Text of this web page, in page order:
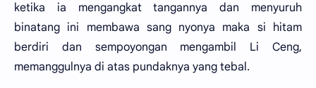
ketika ia mengangkat tangannya dan menyuruh
binatang ini membawa sang nyonya maka si hitam
berdiri dan sempoyongan mengambil Li Ceng,
memanggulnya di atas pundaknya yang tebal.